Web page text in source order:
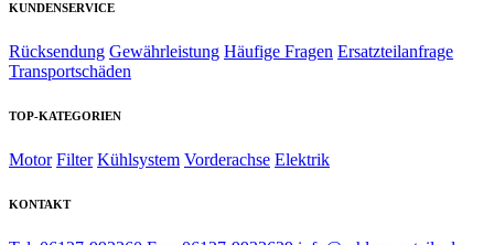
KUNDENSERVICE
Rücksendung Gewährleistung Häufige Fragen Ersatzteilanfrage
Transportschäden
TOP-KATEGORIEN
Motor Filter Kühlsystem Vorderachse Elektrik
KONTAKT